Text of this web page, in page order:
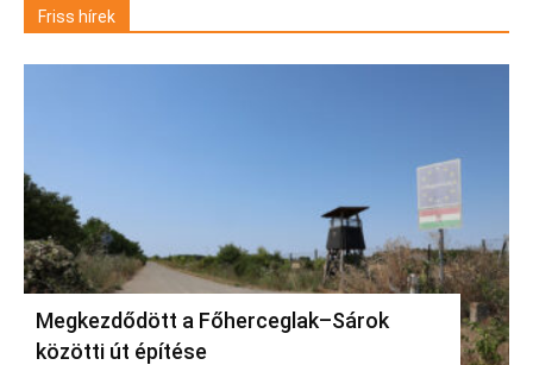
Friss hírek
Megkezdődött a Főherceglak–Sárok
közötti út építése